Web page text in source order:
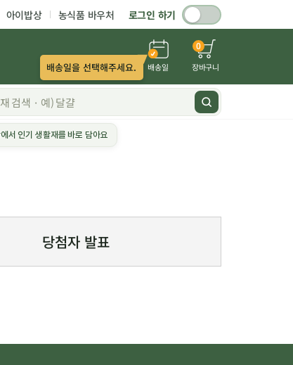
아이밥상 농식품 바우처 로그인 하기
배송일
배송일을 선택해주세요.
0
장바구니
당첨자 발표
서 인기 생활재를 바로 담아요